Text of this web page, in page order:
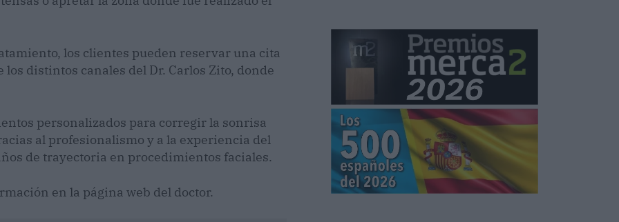
los clientes pueden reservar una cita
los distintos canales del Dr. Carlos Zito, donde
personalizados para corregir la sonrisa
al profesionalismo y a la experiencia del
de trayectoria en procedimientos faciales.
en la página web del doctor.